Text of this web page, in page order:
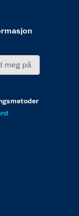
meg på